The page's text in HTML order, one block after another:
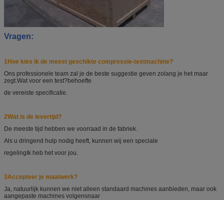
Vragen:
1Hoe kies ik de meest geschikte compressie-testmachine?
Ons professionele team zal je de beste suggestie geven zolang je het maar
zegt.Wat voor een test? behoefte
de vereiste specificatie.
2Wat is de levertijd?
De meeste tijd hebben we voorraad in de fabriek.
Als u dringend hulp nodig heeft, kunnen wij een speciale
regeling Ik heb het voor jou.
3Accepteer je maatwerk?
Ja, natuurlijk kunnen we niet alleen standaard machines aanbieden, maar ook
aangepaste machines volgensnaar